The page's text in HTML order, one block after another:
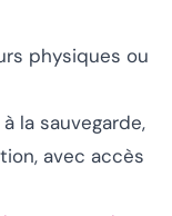
physiques ou
la sauvegarde,
avec accès